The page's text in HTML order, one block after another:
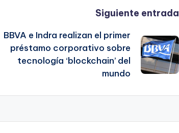
Siguiente entrada
BBVA e Indra realizan el primer
préstamo corporativo sobre
tecnología ‘blockchain’ del
mundo